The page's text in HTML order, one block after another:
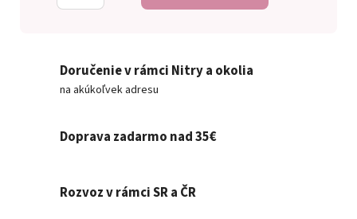
Doručenie v rámci Nitry a okolia
na akúkoľvek adresu
Doprava zadarmo nad 35€
Rozvoz v rámci SR a ČR